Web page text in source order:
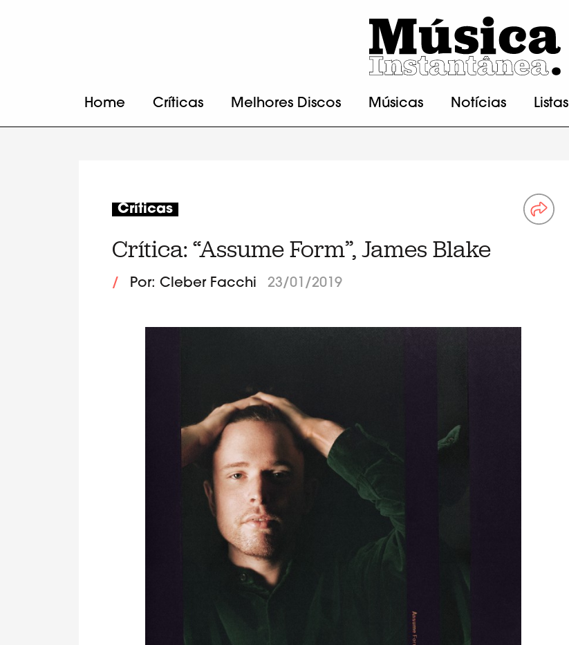
Home Críticas Melhores Discos Músicas Notícias Listas
Críticas
Crítica: “Assume Form”, James Blake
/ Por: Cleber Facchi 23/01/2019